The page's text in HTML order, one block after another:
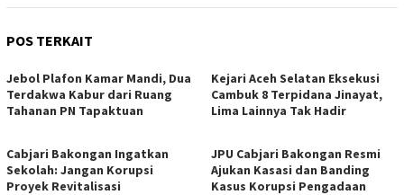
POS TERKAIT
Jebol Plafon Kamar Mandi, Dua
Terdakwa Kabur dari Ruang
Tahanan PN Tapaktuan
Kejari Aceh Selatan Eksekusi
Cambuk 8 Terpidana Jinayat,
Lima Lainnya Tak Hadir
Cabjari Bakongan Ingatkan
Sekolah: Jangan Korupsi
Proyek Revitalisasi
JPU Cabjari Bakongan Resmi
Ajukan Kasasi dan Banding
Kasus Korupsi Pengadaan